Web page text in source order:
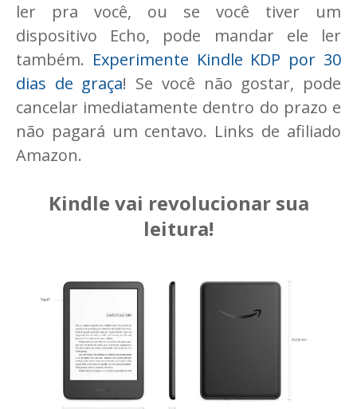
ler pra você, ou se você tiver um
dispositivo Echo, pode mandar ele ler
também. Experimente Kindle KDP por 30
dias de graça! Se você não gostar, pode
cancelar imediatamente dentro do prazo e
não pagará um centavo. Links de afiliado
Amazon.
Kindle vai revolucionar sua
leitura!